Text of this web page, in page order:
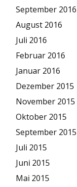
September 2016
August 2016
Juli 2016
Februar 2016
Januar 2016
Dezember 2015
November 2015
Oktober 2015
September 2015
Juli 2015
Juni 2015
Mai 2015